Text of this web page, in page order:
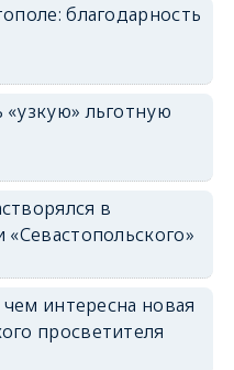
благодарность
льготную
в
«Севастопольского»
интересна новая
просветителя